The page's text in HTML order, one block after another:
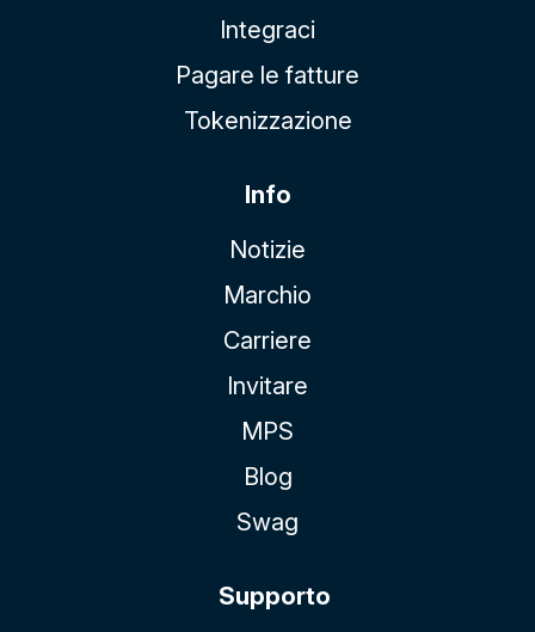
Integraci
Pagare le fatture
Tokenizzazione
Info
Notizie
Marchio
Carriere
Invitare
MPS
Blog
Swag
Supporto